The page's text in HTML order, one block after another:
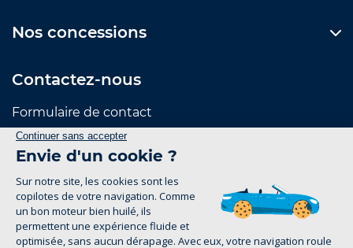
Nos concessions
Contactez-nous
Formulaire de contact
Suivez-nous
Mentions Légales
Politique de confidentialité
1